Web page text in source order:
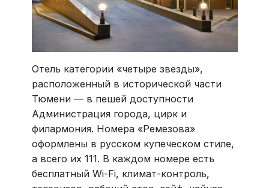
Отель категории «четыре звезды»,
расположенный в исторической части
Тюмени — в пешей доступности
Администрация города, цирк и
филармония. Номера «Ремезова»
оформлены в русском купеческом стиле,
а всего их 111. В каждом номере есть
бесплатный Wi-Fi, климат-контроль,